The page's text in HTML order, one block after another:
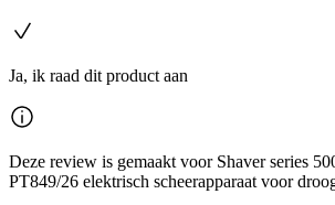
Ja, ik raad dit product aan
Deze review is gemaakt voor Shaver series
PT849/26 elektrisch scheerapparaat voor